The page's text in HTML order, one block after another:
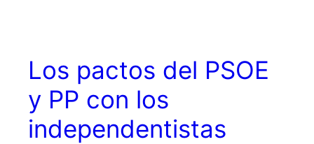
Los pactos del PSOE
y PP con los
independentistas